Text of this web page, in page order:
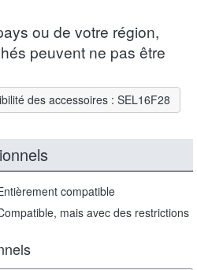
ou de votre région,
peuvent ne pas être
des accessoires : SEL16F28
compatible
mais avec des restrictions